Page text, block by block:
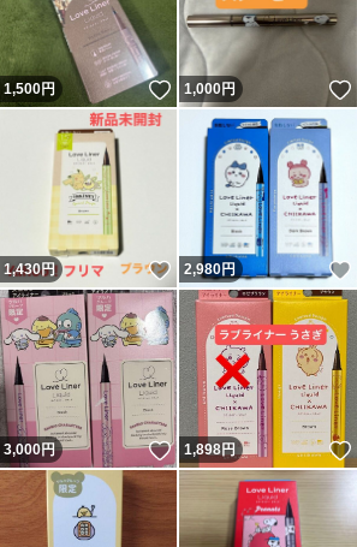
いいね！
1,500円 いいね！
1,000円
いいね！
1,430円 いいね！
2,980円
いいね！
3,000円 いいね！
1,898円